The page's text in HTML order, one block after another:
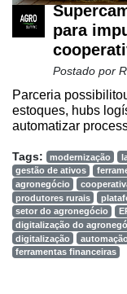
para
Postado por
Parceria
estoques, hubs
automatizar
Tags: modernização
gestão de ativos
agronegócio
produtores rurais
setor do agronegócio
digitalização do
digitalização
ferramentas financeiras